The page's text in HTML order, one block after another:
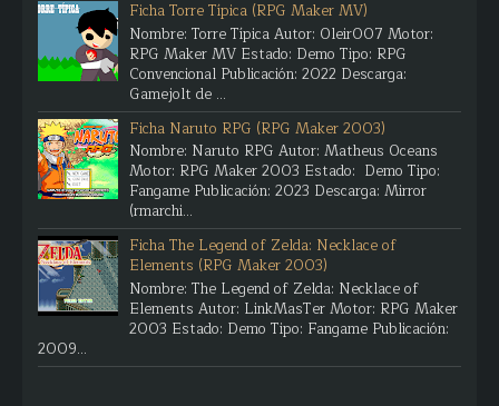
Ficha Torre Típica (RPG Maker MV)
Nombre: Torre Típica Autor: Oleir007 Motor:
RPG Maker MV Estado: Demo Tipo: RPG
Convencional Publicación: 2022 Descarga:
Gamejolt de ...
Ficha Naruto RPG (RPG Maker 2003)
Nombre: Naruto RPG Autor: Matheus Oceans
Motor: RPG Maker 2003 Estado: Demo Tipo:
Fangame Publicación: 2023 Descarga: Mirror
(rmarchi...
Ficha The Legend of Zelda: Necklace of
Elements (RPG Maker 2003)
Nombre: The Legend of Zelda: Necklace of
Elements Autor: LinkMasTer Motor: RPG Maker
2003 Estado: Demo Tipo: Fangame Publicación:
2009...